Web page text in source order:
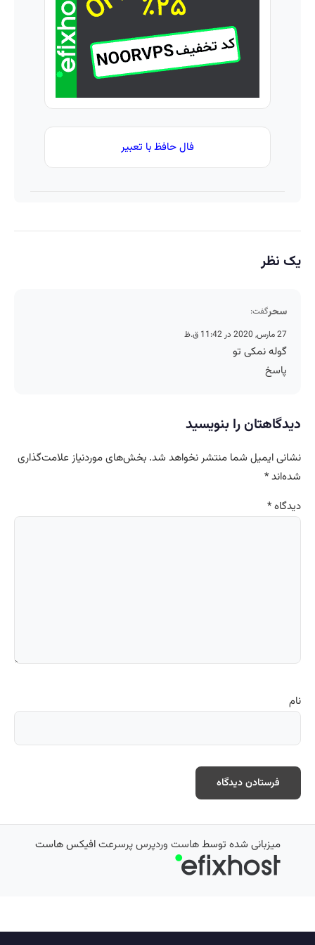
بگیر
فال حافظ با تعبیر
یک نظر
سحرگفت:
27 مارس, 2020 در 11:42 ق.ظ
گوله نمکی تو
پاسخ
دیدگاهتان را بنویسید
نشانی ایمیل شما منتشر نخواهد شد. بخش‌های موردنیاز علامت‌گذاری
شده‌اند*
دیدگاه*
نام
میزبانی شده توسطهاست وردپرس پرسرعتافیکس هاست